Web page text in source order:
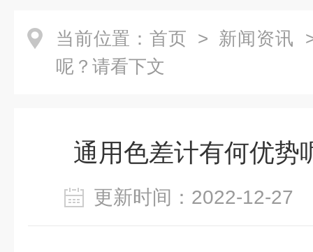
当前位置： 首页 > 新闻资讯
呢？请看下文
通用色差计有何优势
更新时间：2022-12-